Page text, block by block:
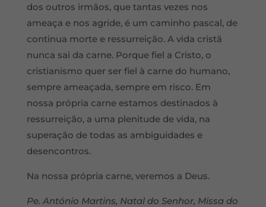
dos outros irmãos, que tantas vezes nos
ameaça e nos agride, é um caminho pascal, de
continua morte e ressurreição. A vida cristã
nunca sai da carne. Porque fiel a Cristo, o
cristianismo quer ser fiel à carne do humano,
sempre ameaçada, sempre em risco. Em
nossa própria carne estamos destinados à
ressurreição, a uma plenitude de vida, na
superação de todas as ambiguidades e
desencontros.
Na nossa própria carne, veremos a Deus.
Pe. António Martins, Natal do Senhor, Missa do